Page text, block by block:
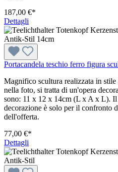
187,00 €*
Dettagli
Portacandela teschio ferro figura
Magnifico scultura realizzata in
nella foto, si tratta di un'opera
sono: 11 x 12 x 14cm (L x A x L).
decorazione è solo per il confronto
dell'offerta.
77,00 €*
Dettagli